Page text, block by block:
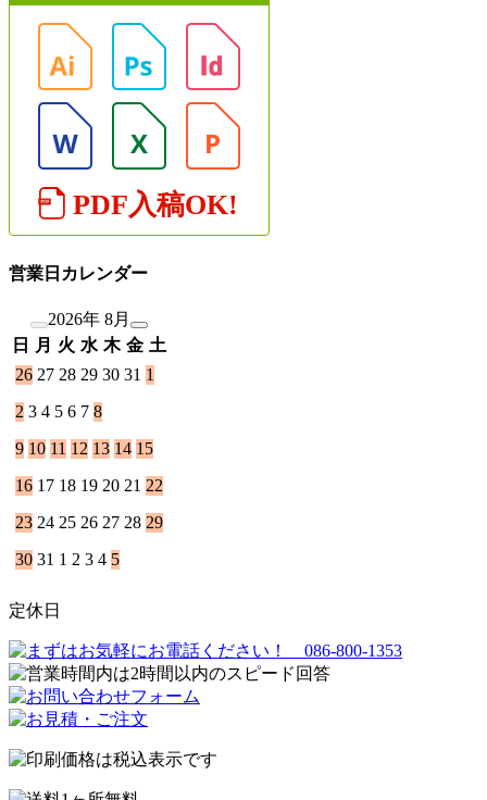
営業日カレンダー
2026年 8月
日
月 火 水 木 金 土
26 27 28 29 30 31 1
2 3 4 5 6 7 8
9 10 11 12 13 14 15
16 17 18 19 20 21 22
23 24 25 26 27 28 29
30 31 1 2 3 4 5
定休日